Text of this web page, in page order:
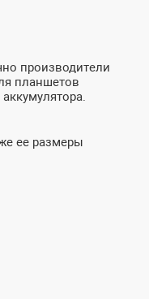
производители
планшетов
ее размеры